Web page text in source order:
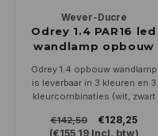
Wever-Ducre
Odrey 1.4 PAR16 led
wandlamp opbouw
Odrey 1.4 opbouw wandlamp
is leverbaar in 3 kleuren en 3
kleurcombinaties (wit, zwart
neerwaarts geplaatst worden.
€142,50
€128,25
(€155,19Incl. btw)